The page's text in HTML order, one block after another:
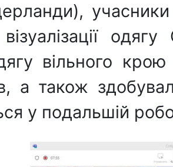
вільного
а також
у подальшій